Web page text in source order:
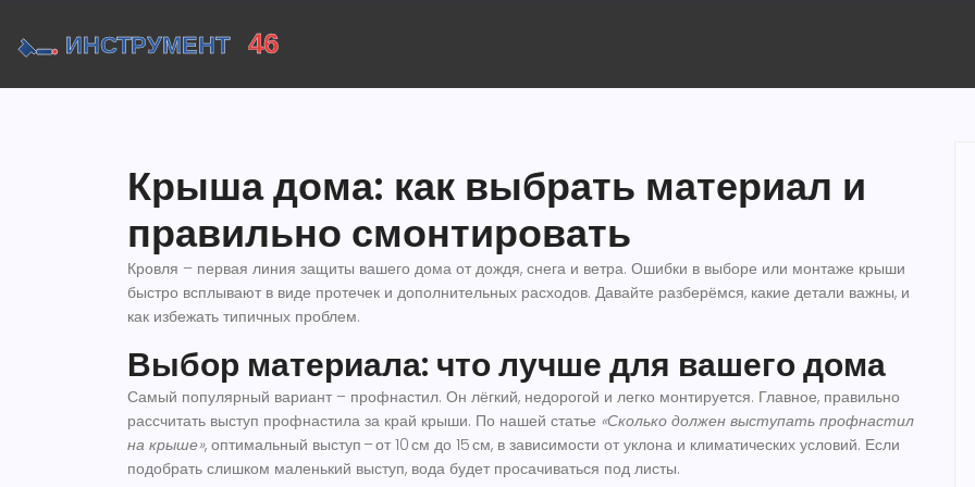
Крыша дома: как выбрать материал и
правильно смонтировать
Кровля – первая линия защиты вашего дома от дождя, снега и ветра. Ошибки в выборе или монтаже крыши
быстро всплывают в виде протечек и дополнительных расходов. Давайте разберёмся, какие детали важны, и
как избежать типичных проблем.
Выбор материала: что лучше для вашего дома
Самый популярный вариант – профнастил. Он лёгкий, недорогой и легко монтируется. Главное, правильно
рассчитать выступ профнастила за край крыши. По нашей статье «Сколько должен выступать профнастил
на крыше», оптимальный выступ – от 10 см до 15 см, в зависимости от уклона и климатических условий. Если
подобрать слишком маленький выступ, вода будет просачиваться под листы.